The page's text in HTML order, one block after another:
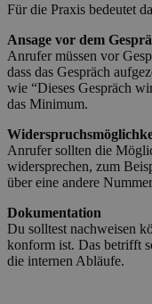
Für die Praxis bedeutet
Ansage vor dem
Anrufer müssen vor
dass das Gespräch
wie “Dieses Gespräch
das Minimum.
Anrufer sollten die
widersprechen, zum
über eine andere
Dokumentation
Du solltest nachweisen
konform ist. Das betrifft
die internen Abläufe.